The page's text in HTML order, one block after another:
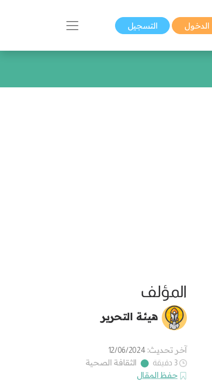
الدخول التسجيل
المؤلف
هيئة التحرير
آخر تحديث: 12/06/2024
3 دقيقة
الثقافة الصحية
حفظ المقال